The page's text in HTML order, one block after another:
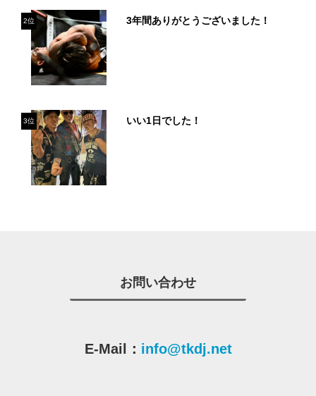
2位 3年間ありがとうございました！
3位 いい1日でした！
お問い合わせ
E-Mail： info@tkdj.net